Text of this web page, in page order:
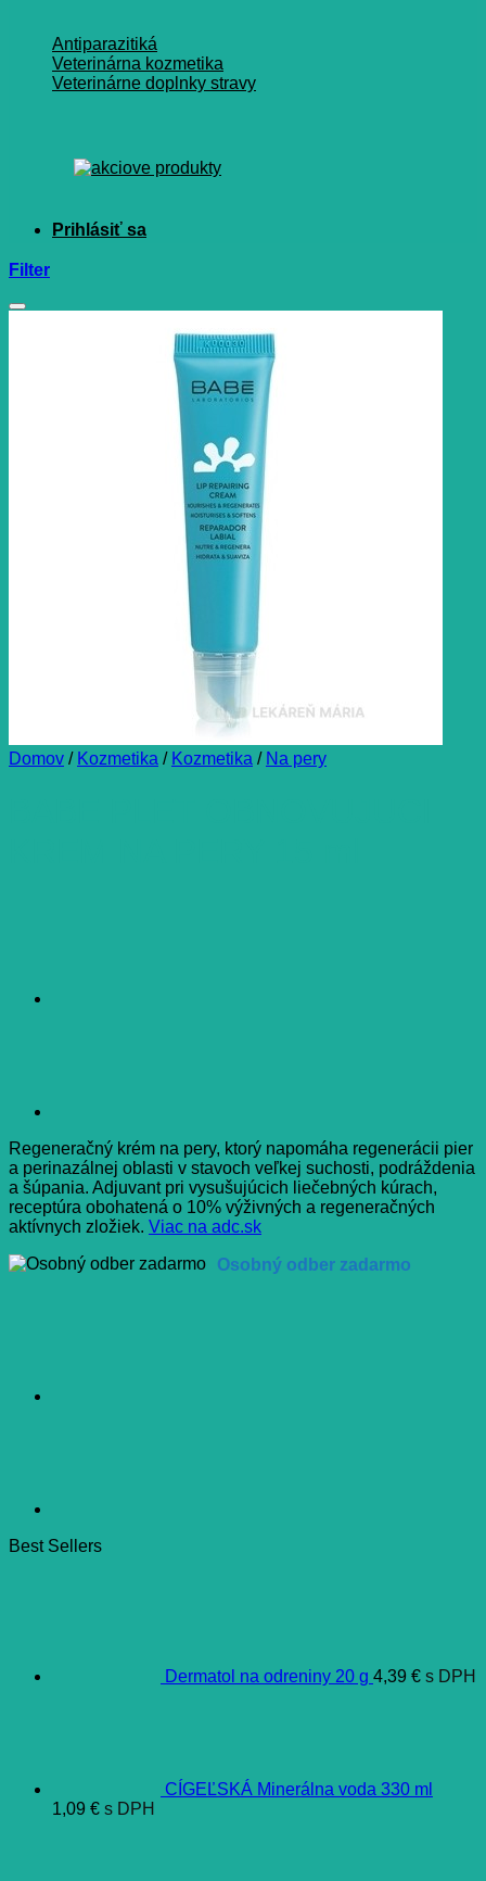
Antiparazitiká
Veterinárna kozmetika
Veterinárne doplnky stravy
Filter
Domov / Kozmetika / Kozmetika / Na pery
Regeneračný krém na pery, ktorý napomáha regenerácii pier
a perinazálnej oblasti v stavoch veľkej suchosti, podráždenia
a šúpania. Adjuvant pri vysušujúcich liečebných kúrach,
receptúra ​​obohatená o 10% výživných a regeneračných
aktívnych zložiek. Viac na adc.sk
Osobný odber zadarmo
Best Sellers
Dermatol na odreniny 20 g 4,39 € s DPH
CÍGEĽSKÁ Minerálna voda 330 ml
1,09 € s DPH